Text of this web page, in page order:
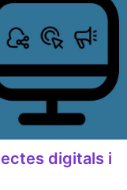
digitals i